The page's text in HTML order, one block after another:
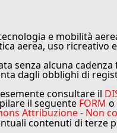
e mobilità
aerea, uso ricreativo
senza alcuna
dagli obblighi di
consultare il
il seguente FORM o
Attribuzione - Non
contenuti di terze